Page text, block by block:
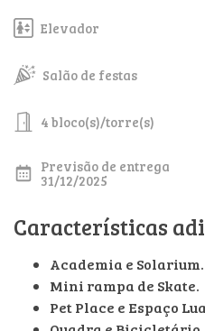
Elevador
Salão de festas
4 bloco(s)/torre(s)
Previsão de entrega
31/12/2025
Características
Academia e Solarium.
Mini rampa de Skate.
Pet Place e Espaço